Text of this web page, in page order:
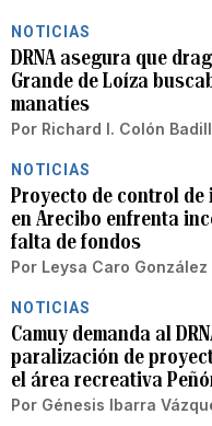
NOTICIAS
DRNA asegura que
Grande de Loíza
manatíes
Por Richard I. Colón
NOTICIAS
Proyecto de control
en Arecibo enfrenta
falta de fondos
Por Leysa Caro González
NOTICIAS
Camuy demanda al
paralización de
el área recreativa
Por Génesis Ibarra